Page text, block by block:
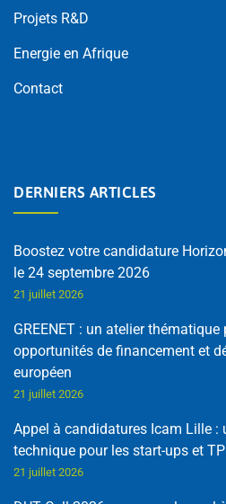
Projets R&D
Energie en Afrique
Contact
DERNIERS ARTICLES
Boostez votre candidature
le 24 septembre 2026
21 juillet 2026
GREENET : un atelier
opportunités de financement et
européen
21 juillet 2026
Appel à candidatures Icam Lille :
technique pour les start-ups et
21 juillet 2026